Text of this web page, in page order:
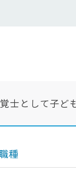
士として子ど
種